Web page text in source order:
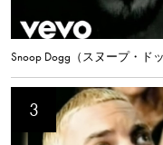
Snoop Dogg（スヌープ・ド